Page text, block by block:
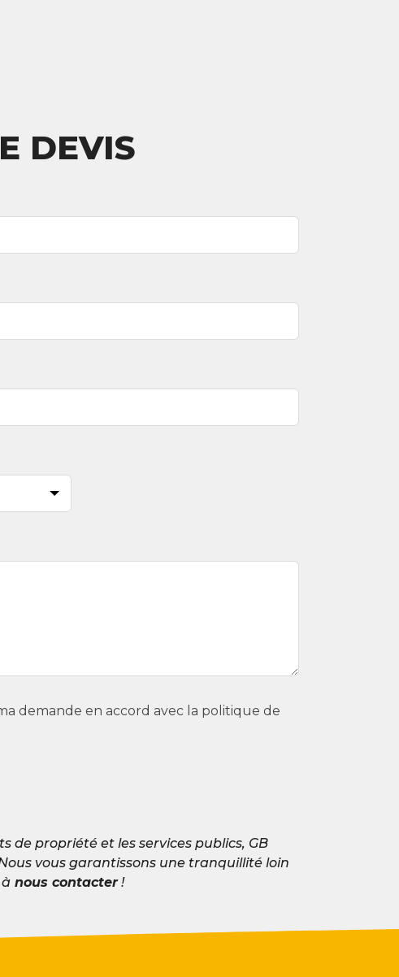
DEVIS
demande en accord avec la politique de
de propriété et les services publics, GB
vous garantissons une tranquillité loin
à nous contacter!